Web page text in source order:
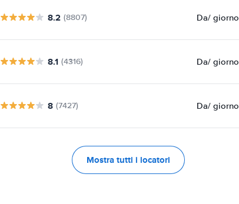
8.2 (8807) Da/ giorno
8.1 (4316) Da/ giorno
8 (7427) Da/ giorno
Mostra tutti i locatori